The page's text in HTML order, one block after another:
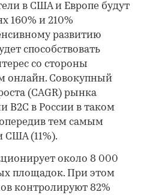
в США и Европе будут
160% и 210%
развитию
способствовать
со стороны
онлайн. Совокупный
(CAGR) рынка
B2C в России в таком
опередив тем самым
США (11%).
около 8 000
площадок. При этом
контролируют 82%